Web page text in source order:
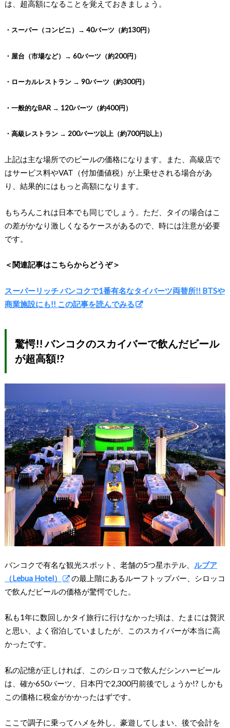
は、超高額になることを覚えておきましょう。
・スーパー（コンビニ）→ 40バーツ（約130円）
・屋台（市場など）→ 60バーツ（約200円）
・ローカルレストラン → 90バーツ（約300円）
・一般的なBAR → 120バーツ（約400円）
・高級レストラン → 200バーツ以上（約700円以上）
上記は主な場所でのビールの価格になります。また、高級店で
はサービス料やVAT（付加価値税）が上乗せされる場合があ
り、結果的にはもっと高額になります。
もちろんこれは日本でも同じでしょう。ただ、タイの場合はこ
の差がかなり激しくなるケースがあるので、時には注意が必要
です。
＜関連記事はこちらからどうぞ＞
スーパーリッチ バンコクで1番有名なタイバーツ両替所!! BTSや
商業施設にも!! この記事を読んでみる
驚愕!! バンコクのスカイバーで飲んだビール
が超高額!?
バンコクで有名な観光スポット、老舗の5つ星ホテル、 ルブア
（Lebua Hotel）
の最上階にあるルーフトップバー、シロッコ
で飲んだビールの価格が驚愕でした。
私も1年に数回しかタイ旅行に行けなかった頃は、たまには贅沢
と思い、よく宿泊していましたが、このスカイバーが本当に高
かったです。
私の記憶が正しければ、このシロッコで飲んだシンハービール
は、確か650バーツ、日本円で2,300円前後でしょうか!? しかも
この価格に税金がかかったはずです。
ここで調子に乗ってハメを外し、豪遊してしまい、後で会計を